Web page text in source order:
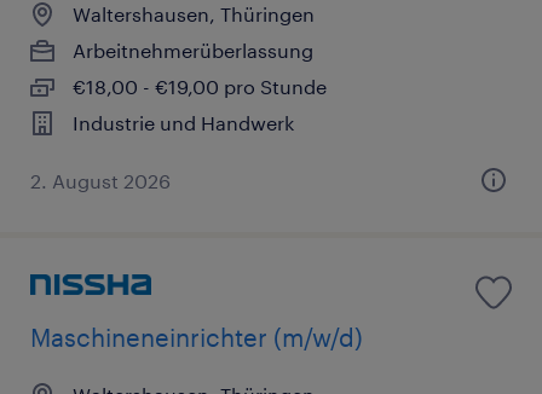
Waltershausen, Thüringen
Arbeitnehmerüberlassung
€18,00 - €19,00 pro Stunde
Industrie und Handwerk
2. August 2026
Maschineneinrichter (m/w/d)